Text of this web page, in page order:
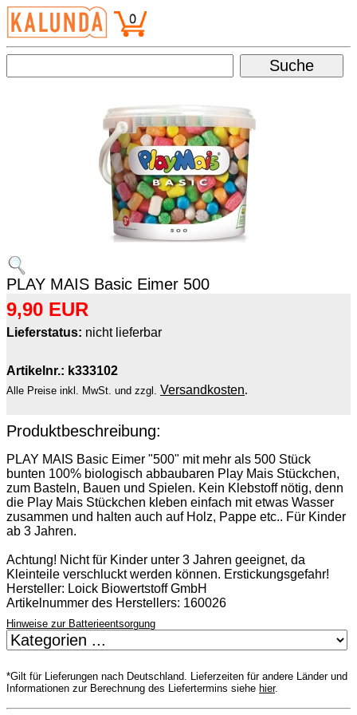
PLAY MAIS Basic Eimer 500
9,90 EUR
Lieferstatus: nicht lieferbar
Artikelnr.: k333102
Alle Preise inkl. MwSt. und zzgl. Versandkosten.
Produktbeschreibung:
PLAY MAIS Basic Eimer "500" mit mehr als 500 Stück
bunten 100% biologisch abbaubaren Play Mais Stückchen,
zum Basteln, Bauen und Spielen. Kein Klebstoff nötig, denn
die Play Mais Stückchen kleben einfach mit etwas Wasser
zusammen und halten auch auf Holz, Pappe etc.. Für Kinder
ab 3 Jahren.
Achtung! Nicht für Kinder unter 3 Jahren geeignet, da
Kleinteile verschluckt werden können. Erstickungsgefahr!
Hersteller: Loick Biowertstoff GmbH
Artikelnummer des Herstellers: 160026
Hinweise zur Batterieentsorgung
*Gilt für Lieferungen nach Deutschland. Lieferzeiten für andere Länder und
Informationen zur Berechnung des Liefertermins siehe hier.